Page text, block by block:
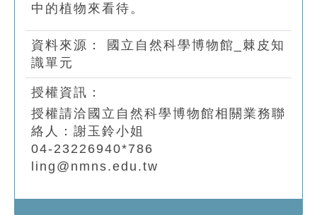
中的植物來看待。
資料來源：
國立自然科學博物館_棘皮知
識單元
授權資訊：
授權請洽國立自然科學博物館相關業務聯
絡人：謝玉鈴小姐
04-23226940*786
ling@nmns.edu.tw